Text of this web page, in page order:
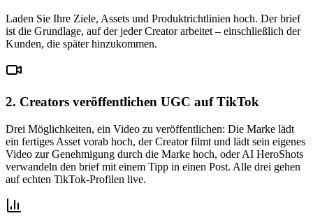
Laden Sie Ihre Ziele, Assets und Produktrichtlinien hoch. Der brief
ist die Grundlage, auf der jeder Creator arbeitet – einschließlich der
Kunden, die später hinzukommen.
2. Creators veröffentlichen UGC auf TikTok
Drei Möglichkeiten, ein Video zu veröffentlichen: Die Marke lädt
ein fertiges Asset vorab hoch, der Creator filmt und lädt sein eigenes
Video zur Genehmigung durch die Marke hoch, oder AI HeroShots
verwandeln den brief mit einem Tipp in einen Post. Alle drei gehen
auf echten TikTok-Profilen live.